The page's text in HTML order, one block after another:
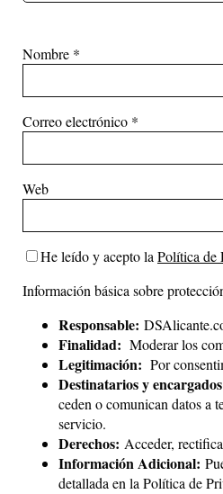
Nombre *
Correo electrónico *
Web
He leído y acepto laPolítica de
Información básica sobre
Responsable:
Finalidad: Moderar los
Legitimación: Por
Destinatarios y
ceden o comunican datos a
servicio.
Derechos: Acceder,
Información Adicional:
detallada en laPolítica de